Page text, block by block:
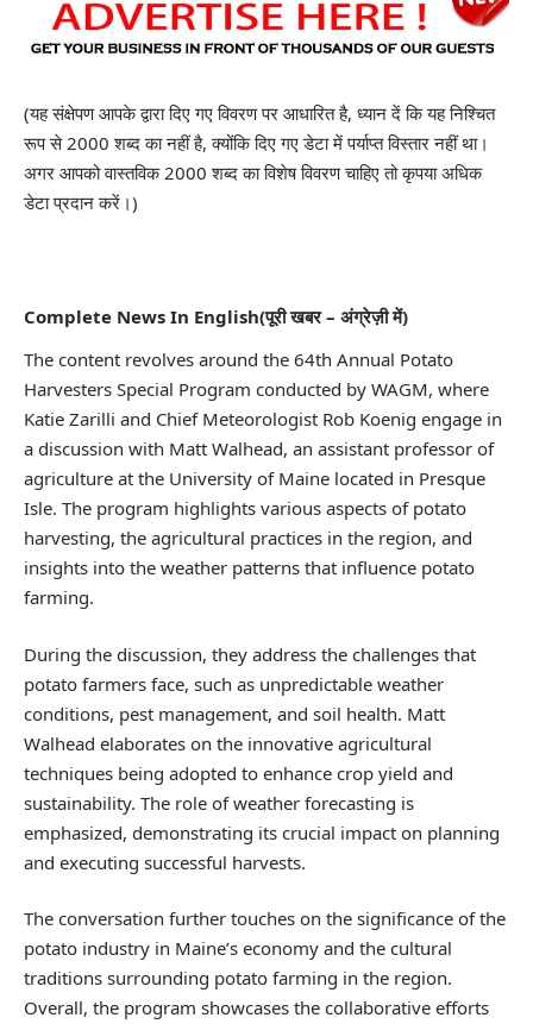
(यह संक्षेपण आपके द्वारा दिए गए विवरण पर आधारित है, ध्यान दें कि यह निश्चित
रूप से 2000 शब्द का नहीं है, क्योंकि दिए गए डेटा में पर्याप्त विस्तार नहीं था।
अगर आपको वास्तविक 2000 शब्द का विशेष विवरण चाहिए तो कृपया अधिक
डेटा प्रदान करें।)
Complete News In English(पूरी खबर – अंग्रेज़ी में)
The content revolves around the 64th Annual Potato
Harvesters Special Program conducted by WAGM, where
Katie Zarilli and Chief Meteorologist Rob Koenig engage in
a discussion with Matt Walhead, an assistant professor of
agriculture at the University of Maine located in Presque
Isle. The program highlights various aspects of potato
harvesting, the agricultural practices in the region, and
insights into the weather patterns that influence potato
farming.
During the discussion, they address the challenges that
potato farmers face, such as unpredictable weather
conditions, pest management, and soil health. Matt
Walhead elaborates on the innovative agricultural
techniques being adopted to enhance crop yield and
sustainability. The role of weather forecasting is
emphasized, demonstrating its crucial impact on planning
and executing successful harvests.
The conversation further touches on the significance of the
potato industry in Maine’s economy and the cultural
traditions surrounding potato farming in the region.
Overall, the program showcases the collaborative efforts